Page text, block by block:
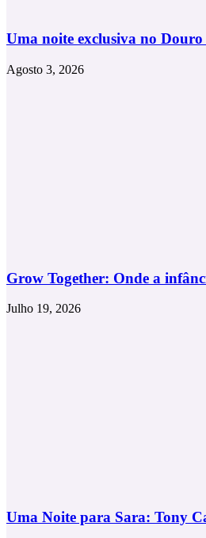
Uma noite exclusiva no
Agosto 3, 2026
Grow Together: Onde a
Julho 19, 2026
Uma Noite para Sara: Tony